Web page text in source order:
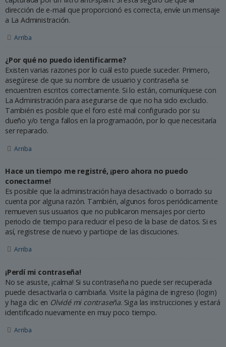
dirección de e-mail que proporcionó es correcta, envíe un mensaje
a La Administración.
Arriba
¿Por qué no puedo identificarme?
Existen varias razones por lo cuál esto puede suceder. Primero,
asegúrese de que su nombre de usuario y contraseña se
encuentren escritos correctamente. Si lo están, comuníquese con
La Administración para asegurarse de que no ha sido excluido.
También es posible que el foro esté mal configurado por su
dueño y/o tenga fallos en la programación, por lo que necesitaría
ser reparado.
Arriba
Hace un tiempo me registré, ¡pero ahora no puedo
conectarme!
Es posible que la administración haya desactivado o borrado su
cuenta por alguna razón. También, algunos foros periódicamente
remueven sus usuarios que no publicaron mensajes por cierto
periodo de tiempo para reducir el peso de la base de datos. Si es
así, registrese de nuevo y participe de las discuciones.
Arriba
¡Perdí mi contraseña!
No se asuste, ¡calma! Si su contraseña no puede ser recuperada
puede desactivarla o cambiarla. Visite la página de ingreso (login)
y haga clic en Olvidé mi contraseña. Siga las instrucciones y estará
identificado nuevamente en muy poco tiempo.
Arriba